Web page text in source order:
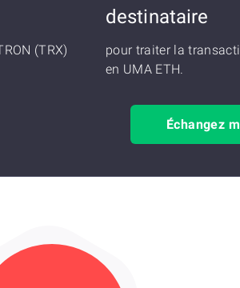
(TRX)
destinataire
pour traiter la
en UMA ETH.
Échangez